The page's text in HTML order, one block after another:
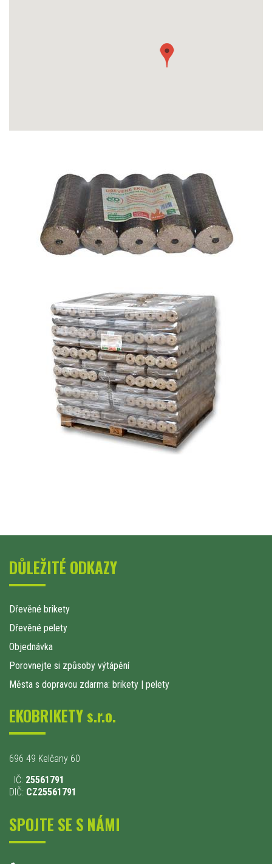
DŮLEŽITÉ ODKAZY
Dřevěné brikety
Dřevěné pelety
Objednávka
Porovnejte si způsoby výtápění
Města s dopravou zdarma: brikety | pelety
EKOBRIKETY s.r.o.
696 49 Kelčany 60
IČ: 25561791
DIČ: CZ25561791
SPOJTE SE S NÁMI